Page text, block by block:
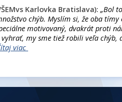
Karlovka Bratislava): „Bol
chýb. Myslím si, že oba
motivovaný, dvakrát proti
my sme tiež robili veľa chýb,
viac